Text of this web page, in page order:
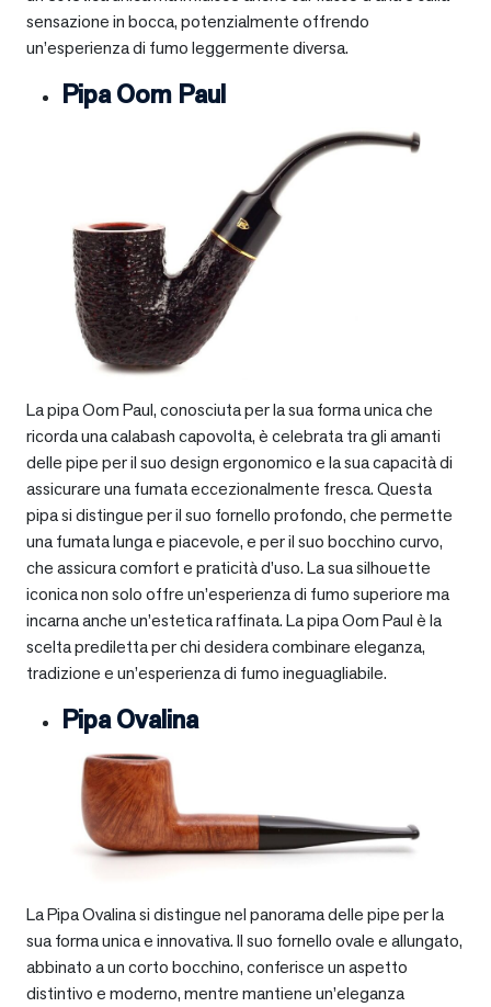
sensazione in bocca, potenzialmente offrendo
un’esperienza di fumo leggermente diversa.
Pipa Oom Paul
La pipa Oom Paul, conosciuta per la sua forma unica che
ricorda una calabash capovolta, è celebrata tra gli amanti
delle pipe per il suo design ergonomico e la sua capacità di
assicurare una fumata eccezionalmente fresca. Questa
pipa si distingue per il suo fornello profondo, che permette
una fumata lunga e piacevole, e per il suo bocchino curvo,
che assicura comfort e praticità d’uso. La sua silhouette
iconica non solo offre un’esperienza di fumo superiore ma
incarna anche un’estetica raffinata. La pipa Oom Paul è la
scelta prediletta per chi desidera combinare eleganza,
tradizione e un’esperienza di fumo ineguagliabile.
Pipa Ovalina
La Pipa Ovalina si distingue nel panorama delle pipe per la
sua forma unica e innovativa. Il suo fornello ovale e allungato,
abbinato a un corto bocchino, conferisce un aspetto
distintivo e moderno, mentre mantiene un’eleganza